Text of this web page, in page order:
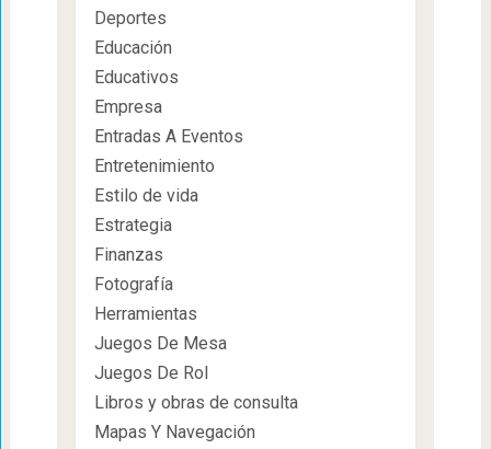
Deportes
Educación
Educativos
Empresa
Entradas A Eventos
Entretenimiento
Estilo de vida
Estrategia
Finanzas
Fotografía
Herramientas
Juegos De Mesa
Juegos De Rol
Libros y obras de consulta
Mapas Y Navegación